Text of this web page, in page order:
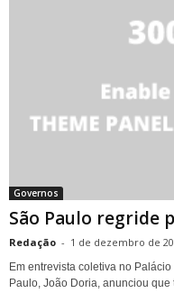
Governos
São Paulo regride
Redação - 1 de dezembro de
Em entrevista coletiva no
Paulo, João Doria, anunciou